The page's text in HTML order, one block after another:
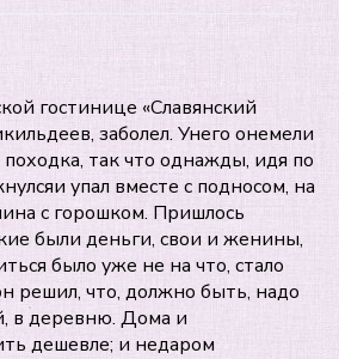
гостинице «Славянский
заболел. Унего онемели
так что однажды, идя по
упал вместе с подносом, на
с горошком. Пришлось
были деньги, свои и женины,
было уже не на что, стало
решил, что, должно быть, надо
в деревню. Дома и
дешевле; и недаром